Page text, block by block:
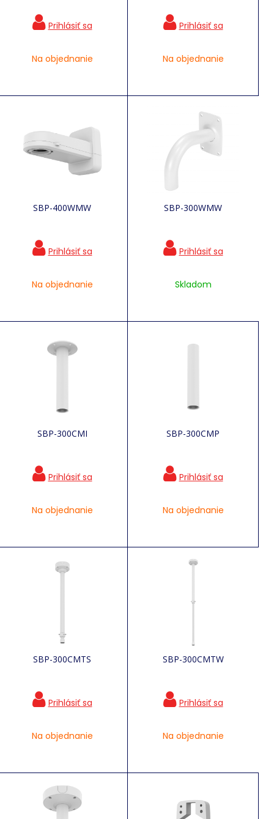
Na objednanie Na objednanie
SBP-400WMW
Na objednanie
SBP-300WMW
Skladom
SBP-300CMI
Na objednanie
SBP-300CMP
Na objednanie
SBP-300CMTS
Na objednanie
SBP-300CMTW
Na objednanie